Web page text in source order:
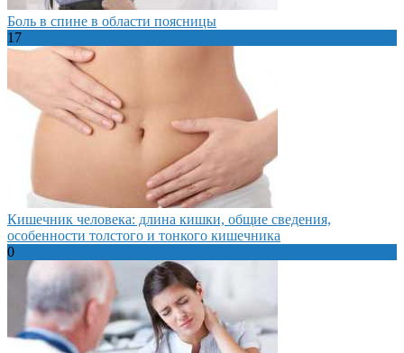
Боль в спине в области поясницы
17
Кишечник человека: длина кишки, общие сведения,
особенности толстого и тонкого кишечника
0